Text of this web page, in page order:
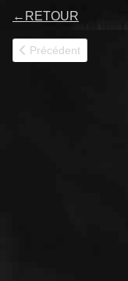
← RETOUR
Article précédent :
Précédent